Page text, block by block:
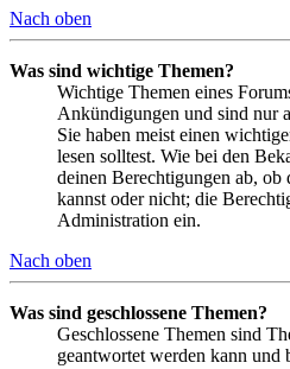
Nach oben
Was sind wichtige Themen?
Wichtige Themen eines
Ankündigungen und sind nur
Sie haben meist einen
lesen solltest. Wie bei den
deinen Berechtigungen ab,
kannst oder nicht; die
Administration ein.
Nach oben
Was sind geschlossene Themen?
Geschlossene Themen sind
geantwortet werden kann und